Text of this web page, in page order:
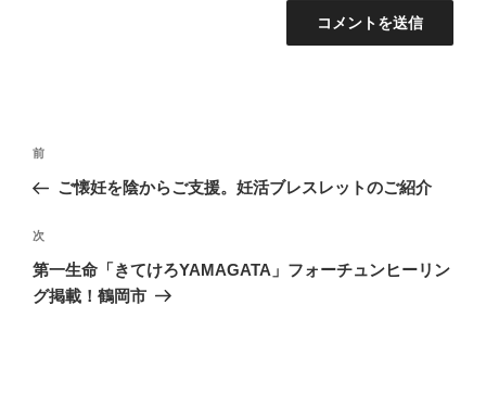
投
ビ
ゲ
ー
前
の
稿
前
ご懐妊を陰からご支援。妊活ブレスレットのご紹介
次
の
投
次
第一生命「きてけろYAMAGATA」フォーチュンヒーリン
グ掲載！鶴岡市